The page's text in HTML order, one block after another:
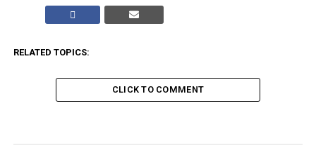
RELATED TOPICS:
CLICK TO COMMENT